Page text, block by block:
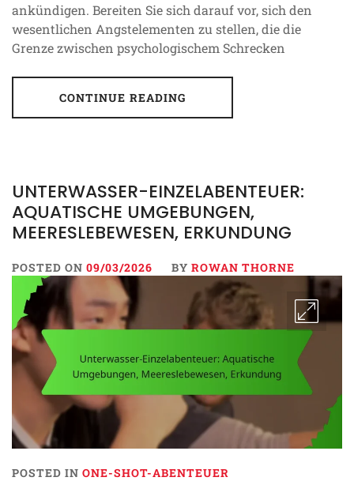
ankündigen. Bereiten Sie sich darauf vor, sich den
wesentlichen Angstelementen zu stellen, die die
Grenze zwischen psychologischem Schrecken
CONTINUE READING
UNTERWASSER-EINZELABENTEUER:
AQUATISCHE UMGEBUNGEN,
MEERESLEBEWESEN, ERKUNDUNG
POSTED ON 09/03/2026 BY ROWAN THORNE
POSTED IN ONE-SHOT-ABENTEUER